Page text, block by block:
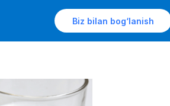
Biz bilan bog‘lanish